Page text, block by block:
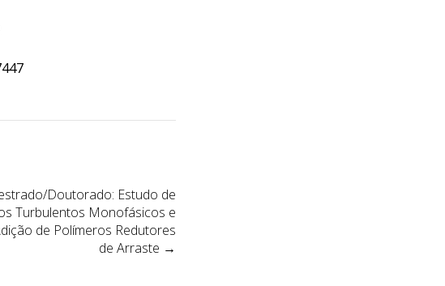
Doutorado: Estudo de
Turbulentos Monofásicos e
de Polímeros Redutores
de Arraste →